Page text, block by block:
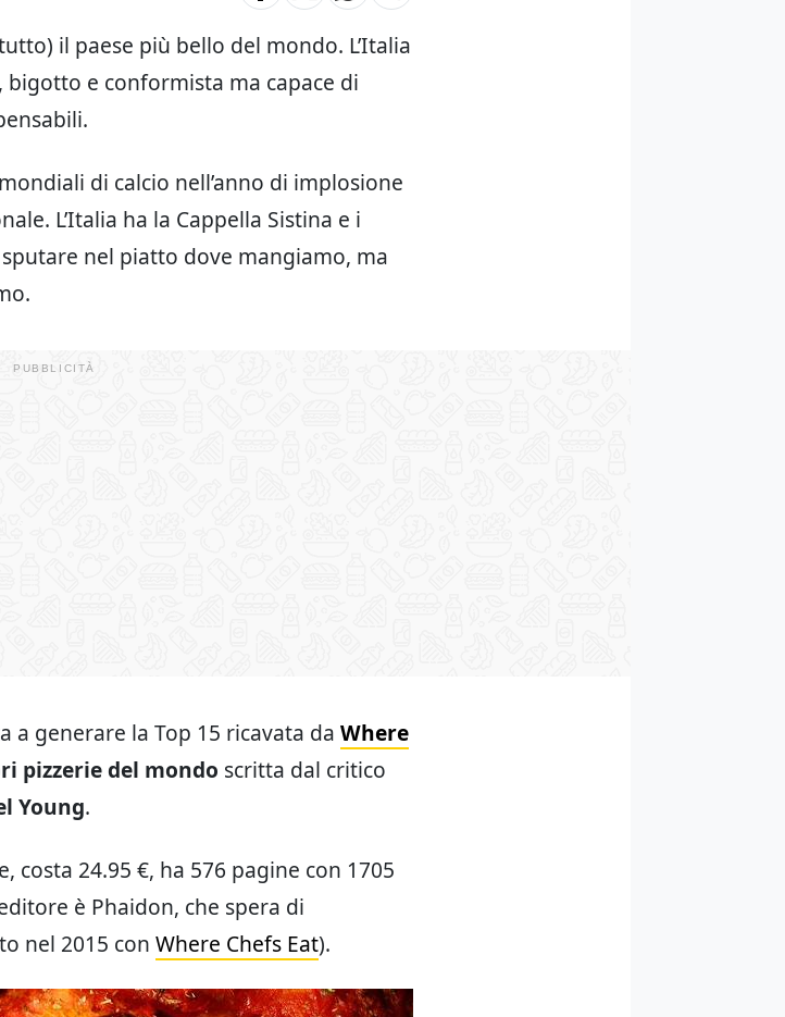
il paese più bello del mondo. L’Italia
bigotto e conformista ma capace di
di calcio nell’anno di implosione
L’Italia ha la Cappella Sistina e i
nel piatto dove mangiamo, ma
a generare la Top 15 ricavata da Where
pizzerie del mondo scritta dal critico
Young.
costa 24.95 €, ha 576 pagine con 1705
è Phaidon, che spera di
nel 2015 con Where Chefs Eat).